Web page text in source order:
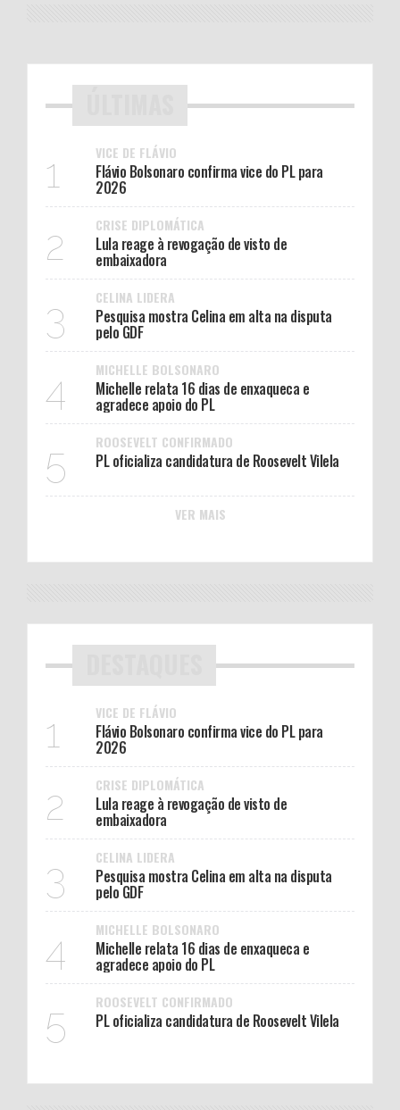
1 VICE DE FLÁVIO
Flávio Bolsonaro confirma vice do PL para
2026
2 CRISE DIPLOMÁTICA
Lula reage à revogação de visto de
embaixadora
3 CELINA LIDERA
Pesquisa mostra Celina em alta na disputa
pelo GDF
4 MICHELLE BOLSONARO
Michelle relata 16 dias de enxaqueca e
agradece apoio do PL
5 ROOSEVELT CONFIRMADO
PL oficializa candidatura de Roosevelt Vilela
VER MAIS
1 VICE DE FLÁVIO
Flávio Bolsonaro confirma vice do PL para
2026
2 CRISE DIPLOMÁTICA
Lula reage à revogação de visto de
embaixadora
3 CELINA LIDERA
Pesquisa mostra Celina em alta na disputa
pelo GDF
4 MICHELLE BOLSONARO
Michelle relata 16 dias de enxaqueca e
agradece apoio do PL
5 ROOSEVELT CONFIRMADO
PL oficializa candidatura de Roosevelt Vilela